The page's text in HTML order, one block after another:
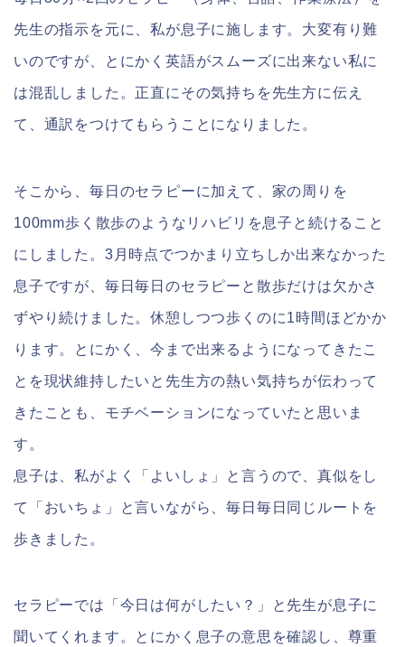
先生の指示を元に、私が息子に施します。大変有り難
いのですが、とにかく英語がスムーズに出来ない私に
は混乱しました。正直にその気持ちを先生方に伝え
て、通訳をつけてもらうことになりました。
そこから、毎日のセラピーに加えて、家の周りを
100mm歩く散歩のようなリハビリを息子と続けること
にしました。3月時点でつかまり立ちしか出来なかった
息子ですが、毎日毎日のセラピーと散歩だけは欠かさ
ずやり続けました。休憩しつつ歩くのに1時間ほどかか
ります。とにかく、今まで出来るようになってきたこ
とを現状維持したいと先生方の熱い気持ちが伝わって
きたことも、モチベーションになっていたと思いま
す。
息子は、私がよく「よいしょ」と言うので、真似をし
て「おいちょ」と言いながら、毎日毎日同じルートを
歩きました。
セラピーでは「今日は何がしたい？」と先生が息子に
聞いてくれます。とにかく息子の意思を確認し、尊重